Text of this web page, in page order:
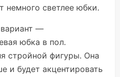
немного светлее юбки.
—
юбка в пол.
стройной фигуры. Она
и будет акцентировать